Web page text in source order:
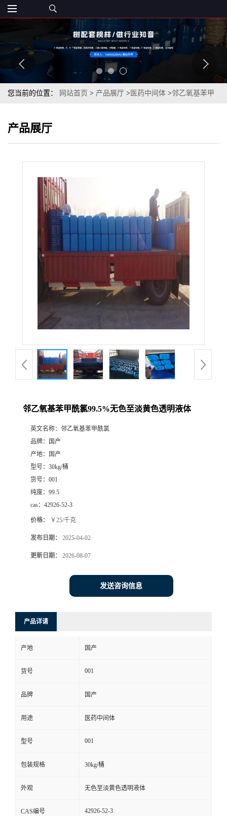
您当前的位置： 网站首页 > 产品展厅 > 医药中间体 >邻乙氧基苯甲
产品展厅
邻乙氧基苯甲酰氯99.5%无色至淡黄色透明液体
英文名称： 邻乙氧基苯甲酰氯
品牌：
国产
产地：
国产
型号： 30kg/桶
货号： 001
纯度： 99.5
cas： 42926-52-3
价格： ￥25/千克
发布日期： 2025-04-02
更新日期： 2026-08-07
发送咨询信息
产品详请
产地 国产
货号 001
品牌 国产
用途 医药中间体
型号 001
包装规格 30kg/桶
外观 无色至淡黄色透明液体
CAS编号 42926-52-3